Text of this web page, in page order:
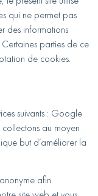
qui ne permet pas
des informations
parties de ce
de cookies.
suivants : Google
collectons au moyen
but d’améliorer la
afin